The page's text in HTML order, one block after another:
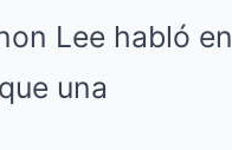
Lee habló en
una